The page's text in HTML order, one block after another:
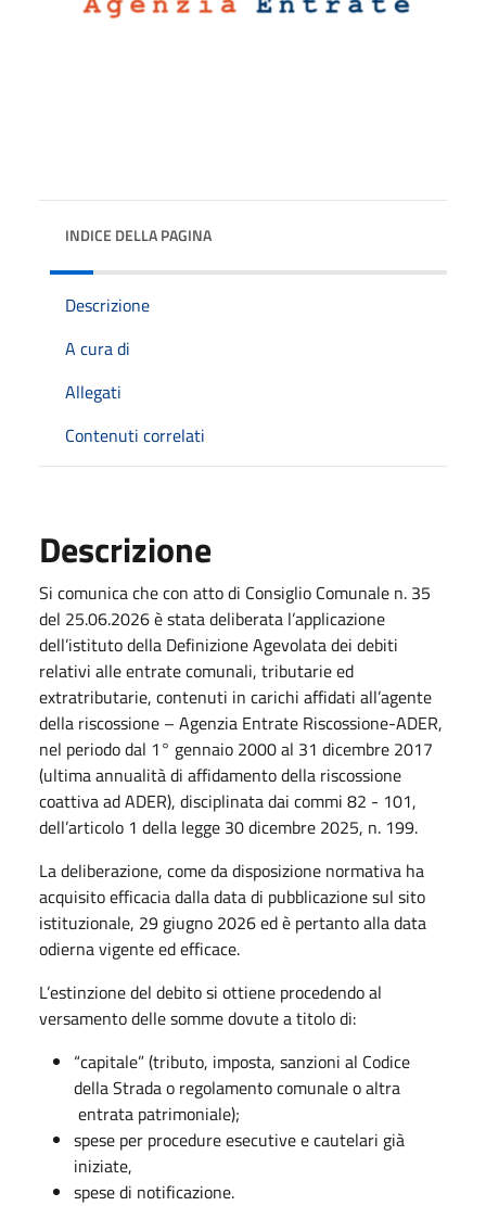
INDICE DELLA PAGINA
Descrizione
A cura di
Allegati
Contenuti correlati
Descrizione
Si comunica che con atto di Consiglio Comunale n. 35
del 25.06.2026 è stata deliberata l’applicazione
dell’istituto della Definizione Agevolata dei debiti
relativi alle entrate comunali, tributarie ed
extratributarie, contenuti in carichi affidati all’agente
della riscossione – Agenzia Entrate Riscossione-ADER,
nel periodo dal 1° gennaio 2000 al 31 dicembre 2017
(ultima annualità di affidamento della riscossione
coattiva ad ADER), disciplinata dai commi 82 - 101,
dell’articolo 1 della legge 30 dicembre 2025, n. 199.
La deliberazione, come da disposizione normativa ha
acquisito efficacia dalla data di pubblicazione sul sito
istituzionale, 29 giugno 2026 ed è pertanto alla data
odierna vigente ed efficace.
L’estinzione del debito si ottiene procedendo al
versamento delle somme dovute a titolo di:
“capitale” (tributo, imposta, sanzioni al Codice
della Strada o regolamento comunale o altra
entrata patrimoniale);
spese per procedure esecutive e cautelari già
iniziate,
spese di notificazione.